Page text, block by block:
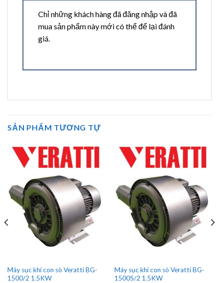
Chỉ những khách hàng đã đăng nhập và đã
mua sản phẩm này mới có thể để lại đánh
giá.
SẢN PHẨM TƯƠNG TỰ
Máy sục khí con sò Veratti BG-
1500/2 1.5KW
Máy sục khí con sò Veratti BG-
1500S/2 1.5KW